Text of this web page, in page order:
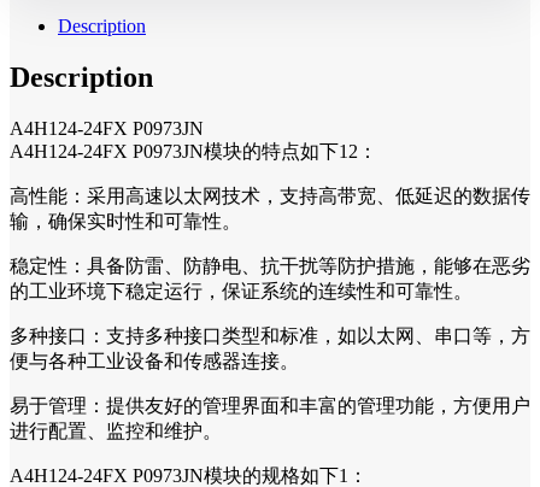
Description
Description
A4H124-24FX P0973JN
A4H124-24FX P0973JN模块的特点如下12：
高性能：采用高速以太网技术，支持高带宽、低延迟的数据传
输，确保实时性和可靠性。
稳定性：具备防雷、防静电、抗干扰等防护措施，能够在恶劣
的工业环境下稳定运行，保证系统的连续性和可靠性。
多种接口：支持多种接口类型和标准，如以太网、串口等，方
便与各种工业设备和传感器连接。
易于管理：提供友好的管理界面和丰富的管理功能，方便用户
进行配置、监控和维护。
A4H124-24FX P0973JN模块的规格如下1：